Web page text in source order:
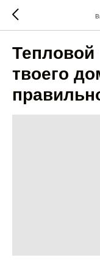
Тепловой
твоего